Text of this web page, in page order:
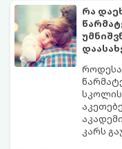
-
რა
სკოლის
კარს